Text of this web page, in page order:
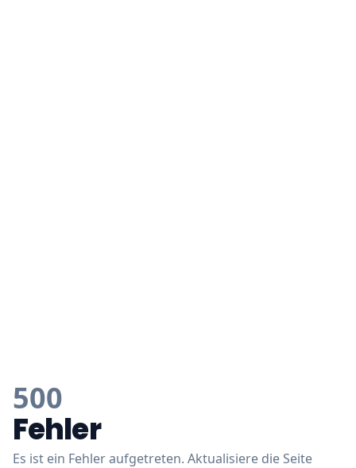
500
Fehler
Es ist ein Fehler aufgetreten. Aktualisiere die Seite